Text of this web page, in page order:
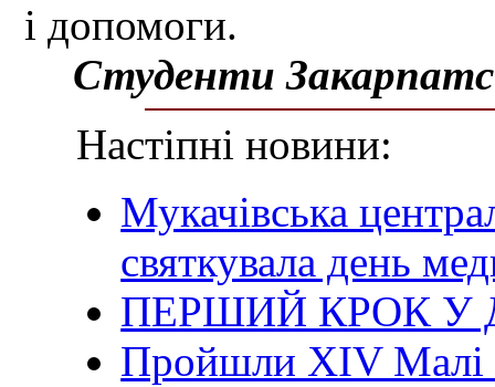
і допомоги.
Студенти
Настіпні новини:
Мукачівська
святкувала день
ПЕРШИЙ КРОК У
Пройшли XIV Малі